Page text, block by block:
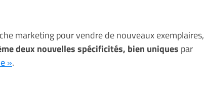
marketing pour vendre de nouveaux exemplaires,
deux nouvelles spécificités, bien uniques par
».